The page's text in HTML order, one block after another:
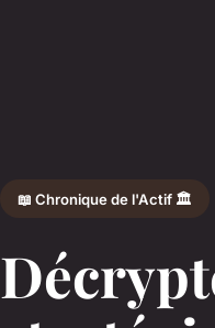
📖 Chronique de l'Actif 🏛️